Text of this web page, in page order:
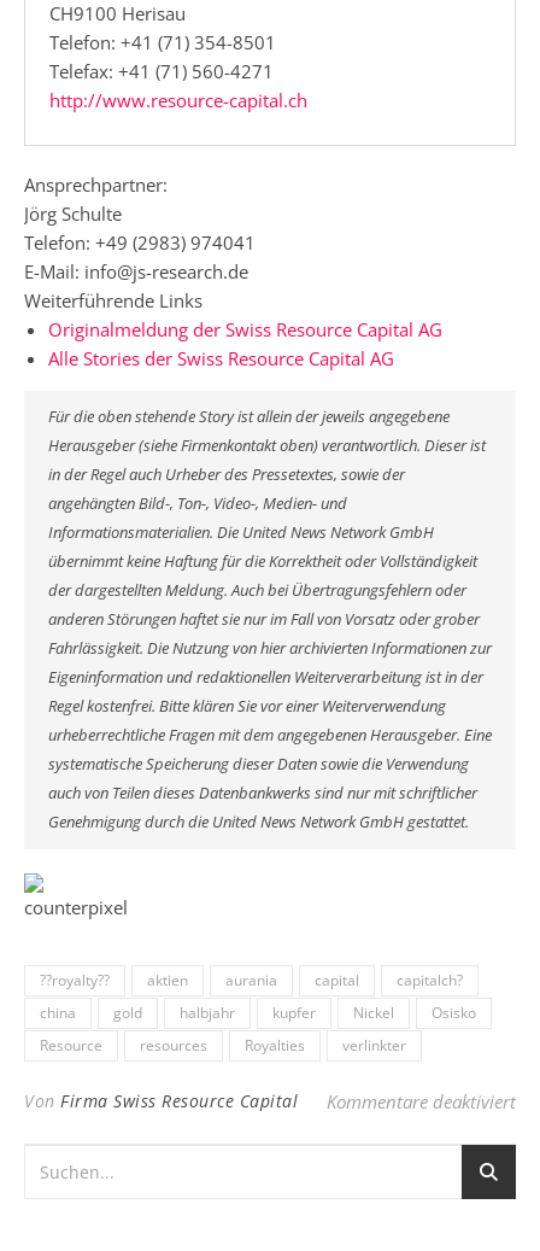
CH9100 Herisau
Telefon: +41 (71) 354-8501
Telefax: +41 (71) 560-4271
http://www.resource-capital.ch
Ansprechpartner:
Jörg Schulte
Telefon: +49 (2983) 974041
E-Mail: info@js-research.de
Weiterführende Links
Originalmeldung der Swiss Resource Capital AG
Alle Stories der Swiss Resource Capital AG
Für die oben stehende Story ist allein der jeweils angegebene
Herausgeber (siehe Firmenkontakt oben) verantwortlich. Dieser ist
in der Regel auch Urheber des Pressetextes, sowie der
angehängten Bild-, Ton-, Video-, Medien- und
Informationsmaterialien. Die United News Network GmbH
übernimmt keine Haftung für die Korrektheit oder Vollständigkeit
der dargestellten Meldung. Auch bei Übertragungsfehlern oder
anderen Störungen haftet sie nur im Fall von Vorsatz oder grober
Fahrlässigkeit. Die Nutzung von hier archivierten Informationen zur
Eigeninformation und redaktionellen Weiterverarbeitung ist in der
Regel kostenfrei. Bitte klären Sie vor einer Weiterverwendung
urheberrechtliche Fragen mit dem angegebenen Herausgeber. Eine
systematische Speicherung dieser Daten sowie die Verwendung
auch von Teilen dieses Datenbankwerks sind nur mit schriftlicher
Genehmigung durch die United News Network GmbH gestattet.
??royalty?? aktien aurania capital
capitalch?
china
gold halbjahr kupfer Nickel
Osisko
Resource
resources Royalties verlinkter
Von Firma Swiss Resource Capital Kommentare deaktiviertfür